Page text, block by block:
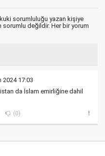
sorumluluğu yazan kişiye
sorumlu değildir. Her bir yorum
2024 17:03
da İslam emirliğine dahil
(0)